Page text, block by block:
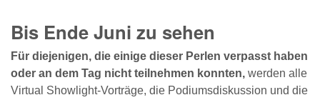
Bis Ende Juni zu sehen
Für diejenigen, die einige dieser Perlen verpasst haben
oder an dem Tag nicht teilnehmen konnten, werden alle
Virtual Showlight-Vorträge, die Podiumsdiskussion und die